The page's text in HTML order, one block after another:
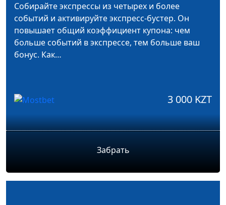
Собирайте экспрессы из четырех и более
событий и активируйте экспресс-бустер. Он
повышает общий коэффициент купона: чем
больше событий в экспрессе, тем больше ваш
бонус. Как…
3 000 KZT
Забрать